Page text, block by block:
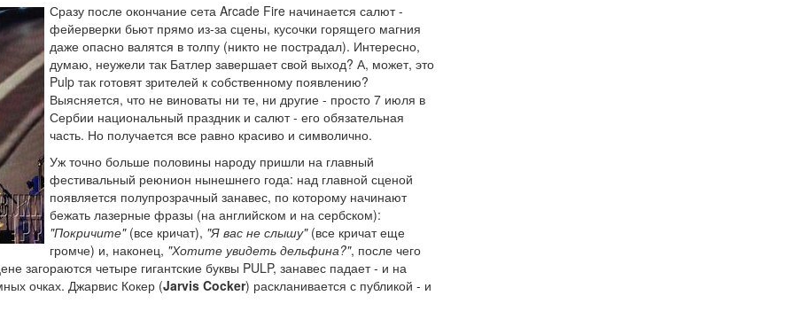
Сразу после окончание сета Arcade Fire начинается салют -
фейерверки бьют прямо из-за сцены, кусочки горящего магния
даже опасно валятся в толпу (никто не пострадал). Интересно,
думаю, неужели так Батлер завершает свой выход? А, может, это
Pulp так готовят зрителей к собственному появлению?
Выясняется, что не виноваты ни те, ни другие - просто 7 июля в
Сербии национальный праздник и салют - его обязательная
часть. Но получается все равно красиво и символично.
Уж точно больше половины народу пришли на главный
фестивальный реюнион нынешнего года: над главной сценой
появляется полупрозрачный занавес, по которому начинают
бежать лазерные фразы (на английском и на сербском):
"Покричите"(все кричат), "Я вас не слышу"(все кричат еще
громче) и, наконец, "Хотите увидеть дельфина?", после чего
загораются четыре гигантские буквы PULP, занавес падает - и на
очках. Джарвис Кокер (Jarvis Cocker) раскланивается с публикой - и